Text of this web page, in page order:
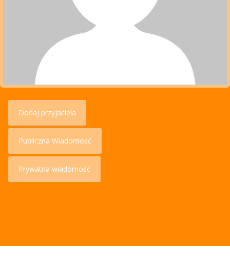
Dodaj przyjaciela
Publiczna Wiadomość
Prywatna wiadomość